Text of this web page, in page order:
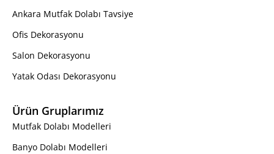
Ankara Mutfak Dolabı Tavsiye
Ofis Dekorasyonu
Salon Dekorasyonu
Yatak Odası Dekorasyonu
Ürün Gruplarımız
Mutfak Dolabı Modelleri
Banyo Dolabı Modelleri